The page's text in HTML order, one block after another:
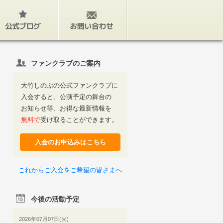
ファンクラブのご案内
大竹しのぶの公式ファンクラブに
入会すると、公演予定の舞台の
お知らせ等、お得な最新情報を
無料で受け取ることができます。
入会のお申込みはこちら
これからご入会をご希望の皆さまへ
今後の活動予定
2026年07月07日(火)